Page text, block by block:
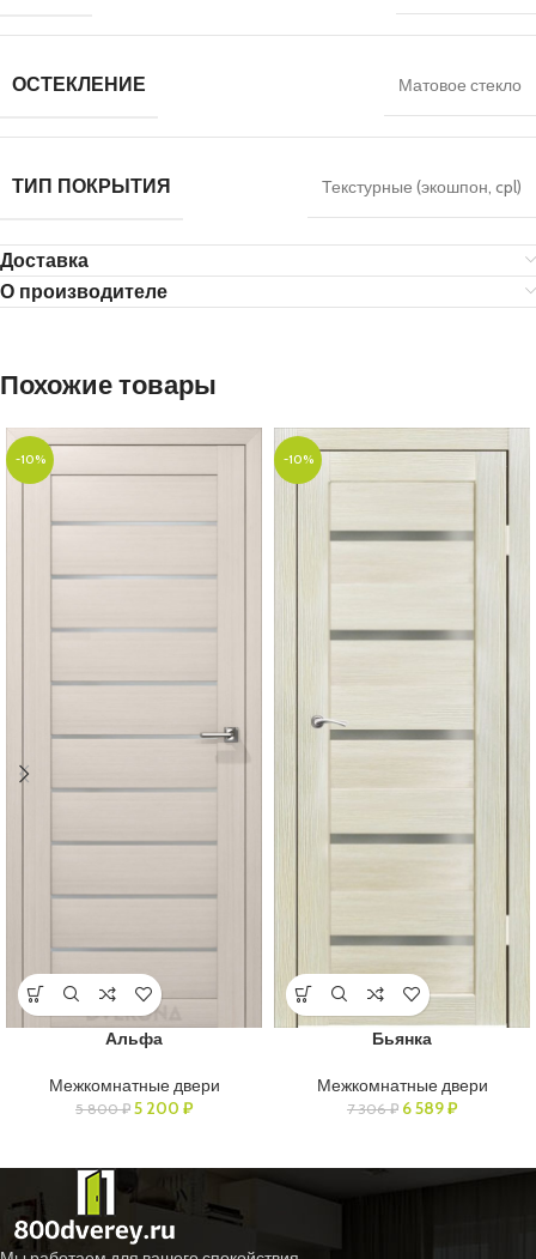
ОСТЕКЛЕНИЕ Матовое стекло
ТИП ПОКРЫТИЯ Текстурные (экошпон, cpl)
Доставка
О производителе
Похожие товары
-10%
Альфа
Межкомнатные двери
5 800₽ 5 200 ₽
-10%
Бьянка
Межкомнатные двери
7 306₽ 6 589₽